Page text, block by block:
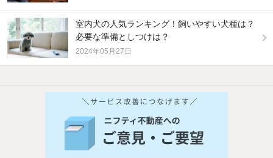
室内犬の人気ランキング！飼いやすい犬種は？
必要な準備としつけは？
2024年05月27日
他の人はこんな条件で絞り込んでいます！
バス・トイレ別 2階以上